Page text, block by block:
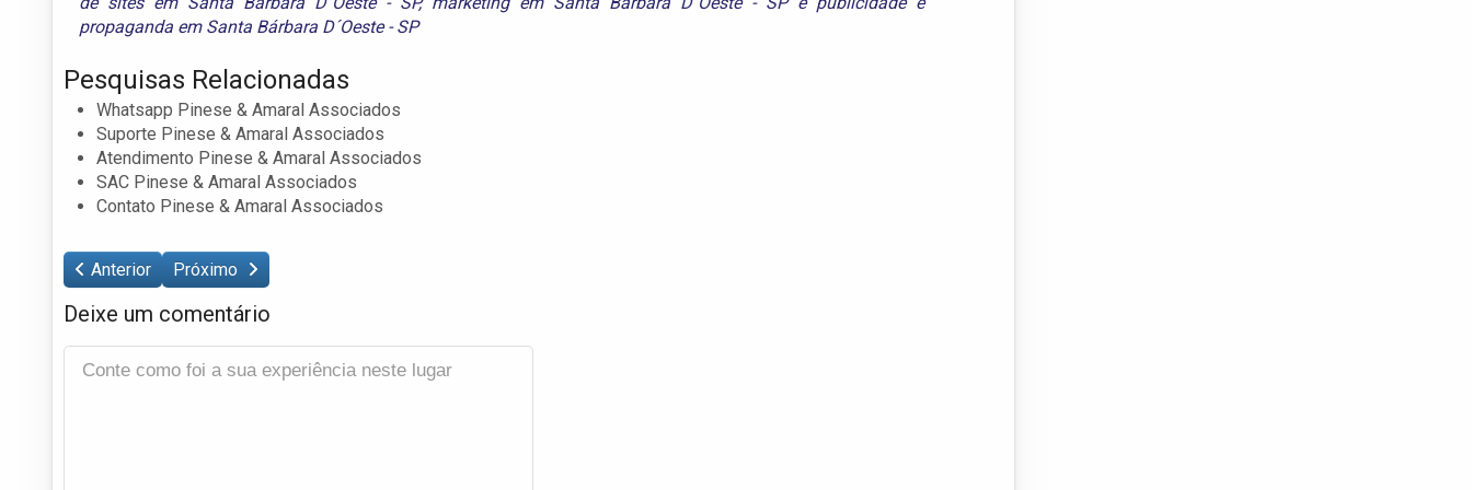
propaganda em Santa Bárbara D´Oeste - SP
Pesquisas Relacionadas
Whatsapp Pinese & Amaral Associados
Suporte Pinese & Amaral Associados
Atendimento Pinese & Amaral Associados
SAC Pinese & Amaral Associados
Contato Pinese & Amaral Associados
Anterior Próximo
Deixe um comentário